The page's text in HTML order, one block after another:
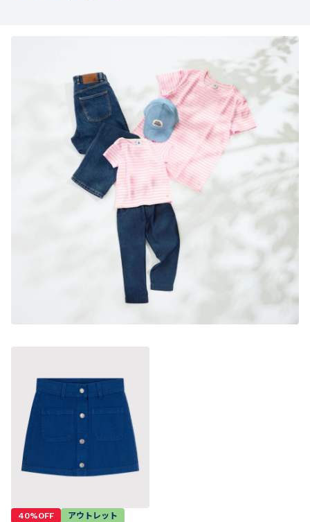
40%OFF アウトレット